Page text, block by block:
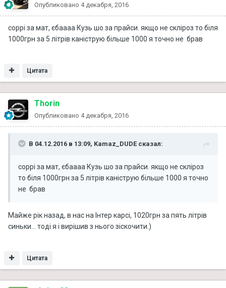
Опубликовано 4 декабря, 2016
соррі за мат, єбаааа Кузь шо за прайси. якщо не скліроз то біля
1000грн за 5 літрів каніструю більше 1000 я точно не брав
Цитата
Thorin
Опубликовано 4 декабря, 2016
В 04.12.2016 в 13:09, Kamaz_DUDE сказал:
соррі за мат, єбаааа Кузь шо за прайси. якщо не скліроз
то біля 1000грн за 5 літрів каніструю більше 1000 я точно
не брав
Майже рік назад, в нас на Інтер карсі, 1020грн за пять літрів
синьки... тоді я і вирішив з нього зіскочити.)
Цитата